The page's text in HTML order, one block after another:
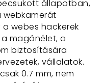
állapotban,
webkamerát
webes hackerek
a magánélet, a
biztosítására
vállalatok.
0.7 mm, nem